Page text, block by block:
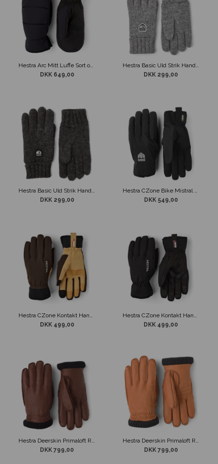
Hestra Arc Mitt Luffe Sort og Blå
DKK 649,00
Hestra Basic Uld Strik Handske Grå
DKK 299,00
Hestra Basic Uld Strik Handske Mørkegrå
DKK 299,00
Hestra CZone Bike Mistral Handske Sort
DKK 549,00
Hestra CZone Kontakt Handske Grøn
DKK 499,00
Hestra CZone Kontakt Handske Sort
DKK 499,00
Hestra Deerskin Primaloft Rib Læder Handske Brun
DKK 799,00
Hestra Deerskin Primaloft Rib Læder Handske Cognac
DKK 799,00